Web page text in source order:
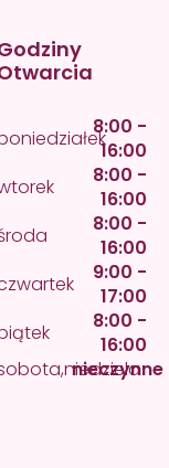
8:00 -
16:00
8:00 -
16:00
8:00 -
16:00
9:00 -
17:00
8:00 -
16:00
nieczynne